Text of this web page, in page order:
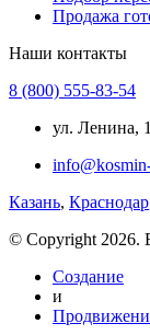
Продажа
Наши контакты
8 (800) 555-83-54
ул. Ленина,
Казань, Краснодар
© Copyright 2026.
Создание
и